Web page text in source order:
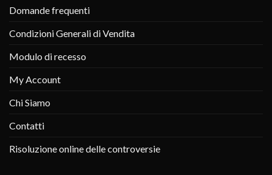
Domande frequenti
Condizioni Generali di Vendita
Modulo di recesso
My Account
Chi Siamo
Contatti
Risoluzione online delle controversie